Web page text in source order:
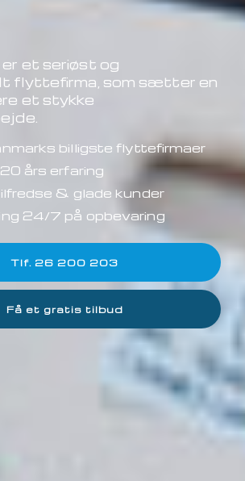
et seriøst og
flyttefirma, som sætter en
et stykke
billigste flyttefirmaer
års erfaring
& glade kunder
24/7 på opbevaring
Tlf. 26 200 203
Få et gratis tilbud